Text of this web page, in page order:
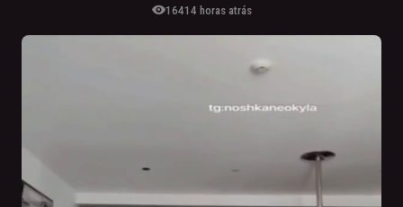
visibility16414 horas atrás